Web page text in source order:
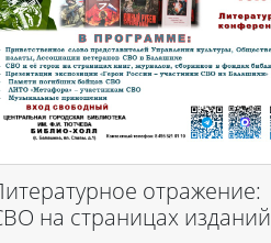
отражение:
на страницах изданий